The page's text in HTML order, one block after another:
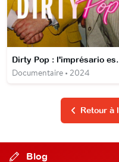
Dirty
Documentaire • 2024
Retour à
Blog